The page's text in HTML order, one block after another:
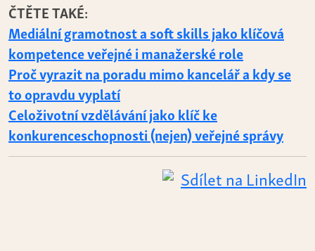
ČTĚTE TAKÉ:
Mediální gramotnost a soft skills jako klíčová
kompetence veřejné i manažerské role
Proč vyrazit na poradu mimo kancelář a kdy se
to opravdu vyplatí
Celoživotní vzdělávání jako klíč ke
konkurenceschopnosti (nejen) veřejné správy
Sdílet na LinkedIn